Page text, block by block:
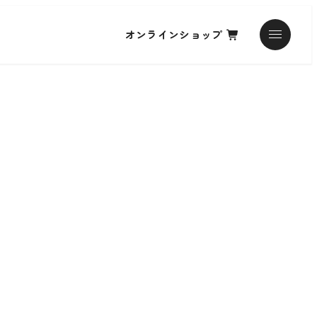
オンラインショップ